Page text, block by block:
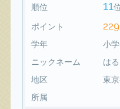
順位 11
ポイント
学年
小
ニックネーム
はる
地区
東
所属